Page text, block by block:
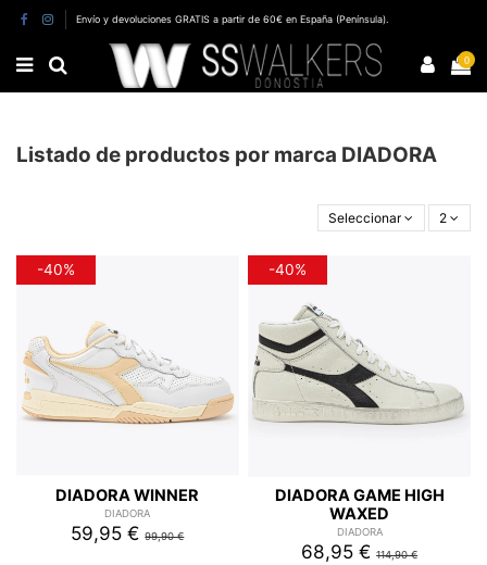
Envío y devoluciones GRATIS a partir de 60€ en España (Península).
0
Listado de productos por marca DIADORA
Seleccionar 2
-40%
DIADORA WINNER
DIADORA
59,95 €99,90 €
-40%
DIADORA GAME HIGH
WAXED
DIADORA
68,95 €114,90 €